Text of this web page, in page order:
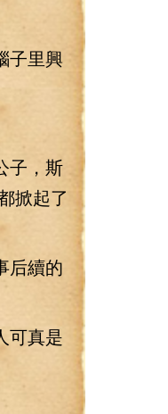
里興
子，斯
掀起了
續的
真是